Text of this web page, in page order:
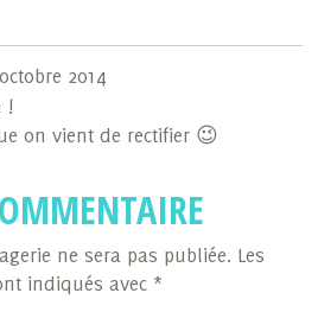
2014
!
on vient de rectifier 😉
ne sera pas publiée. Les
indiqués avec *